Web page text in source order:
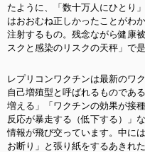
たように、「数十万人にひとり
はおおむね正しかったことがわ
注射するもの。残念ながら健康
スクと感染のリスクの天秤」で
レプリコンワクチンは最新のワ
自己増殖型と呼ばれるものであ
増える」「ワクチンの効果が接
反応が暴走する（低下する）」
情報が飛び交っています。中に
お断り」と張り紙をするあきれ